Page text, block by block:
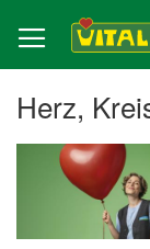
zum
Inhalt
Herz,